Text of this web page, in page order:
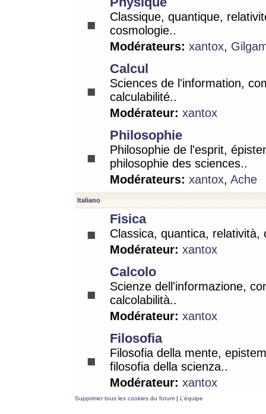
Classique, quantique,
cosmologie..
Modérateurs: xantox,
Calcul
Sciences de l'information,
calculabilité..
Modérateur: xantox
Philosophie
Philosophie de l'esprit,
philosophie des sciences..
Modérateurs: xantox, Ache
Italiano
Fisica
Classica, quantica, relatività,
Modérateur: xantox
Calcolo
Scienze dell'informazione,
calcolabilità..
Modérateur: xantox
Filosofia
Filosofia della mente,
filosofia della scienza..
Modérateur: xantox
Supprimer tous les cookies du forum | L’équipe